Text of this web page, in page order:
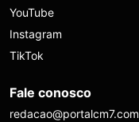
YouTube
Instagram
TikTok
Fale conosco
redacao@portalcm7.com